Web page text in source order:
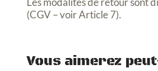
(CGV – voir Article 7).
Vous aimerez